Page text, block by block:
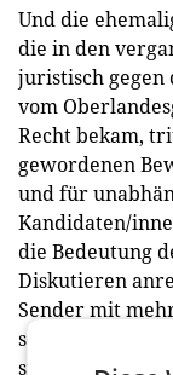
Und die
die in den
juristisch gegen
vom
Recht bekam,
gewordenen
und für
Kandidaten/
die Bedeutung
Diskutieren
Sender mit
soll." Wie groß
steht erst um